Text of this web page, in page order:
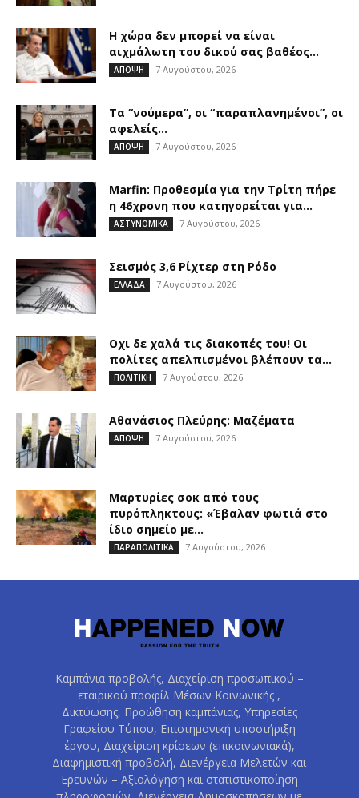
Η χώρα δεν μπορεί να είναι
αιχμάλωτη του δικού σας βαθέος...
ΑΠΟΨΗ 7 Αυγούστου, 2026
Τα “νούμερα”, οι “παραπλανημένοι”, οι
αφελείς…
ΑΠΟΨΗ 7 Αυγούστου, 2026
Marfin: Προθεσμία για την Τρίτη πήρε
η 46χρονη που κατηγορείται για...
ΑΣΤΥΝΟΜΙΚΑ 7 Αυγούστου, 2026
Σεισμός 3,6 Ρίχτερ στη Ρόδο
ΕΛΛΑΔΑ 7 Αυγούστου, 2026
Οχι δε χαλά τις διακοπές του! Οι
πολίτες απελπισμένοι βλέπουν τα...
ΠΟΛΙΤΙΚΗ 7 Αυγούστου, 2026
Αθανάσιος Πλεύρης: Μαζέματα
ΑΠΟΨΗ 7 Αυγούστου, 2026
Μαρτυρίες σοκ από τους
πυρόπληκτους: «Έβαλαν φωτιά στο
ίδιο σημείο με...
ΠΑΡΑΠΟΛΙΤΙΚΑ 7 Αυγούστου, 2026
Καμπάνια προβολής, Διαχείριση προσωπικού –
εταιρικού προφίλ Μέσων Κοινωνικής ,
Δικτύωσης, Προώθηση καμπάνιας, Υπηρεσίες
Γραφείου Τύπου, Επιστημονική υποστήριξη
έργου, Διαχείριση κρίσεων (επικοινωνιακά),
Διαφημιστική προβολή, Διενέργεια Μελετών και
Ερευνών – Αξιολόγηση και στατιστικοποίηση